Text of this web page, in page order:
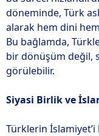
döneminde, Türk
alarak hem dini
Bu bağlamda,
bir dönüşüm değil,
görülebilir.
Siyasi Birlik ve
Türklerin